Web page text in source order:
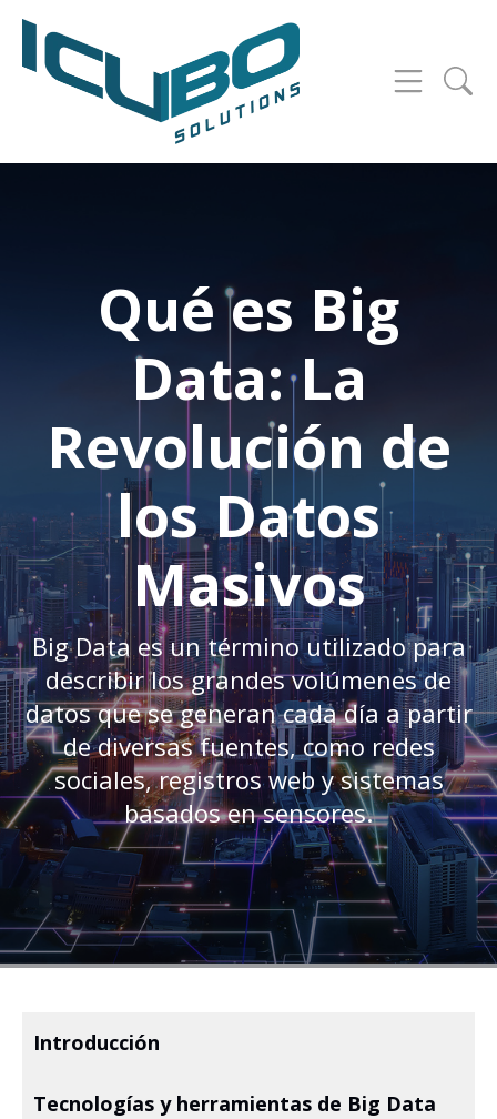
Qué es Big
Data: La
Revolución de
los Datos
Masivos
Big Data es un término utilizado para
describir los grandes volúmenes de
datos que se generan cada día a partir
de diversas fuentes, como redes
sociales, registros web y sistemas
basados en sensores.
Introducción
Tecnologías y herramientas de Big Data